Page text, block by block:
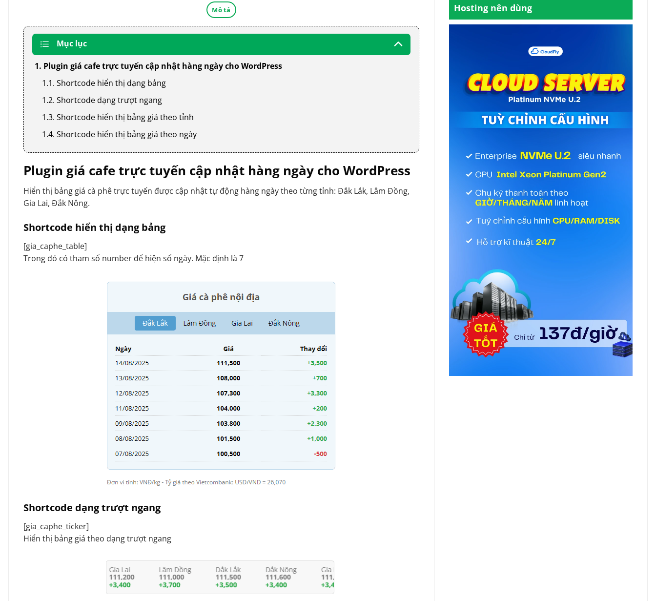
Mô tả
Mục lục
1. Plugin giá cafe trực tuyến cập nhật hàng ngày cho WordPress
1.1. Shortcode hiển thị dạng bảng
1.2. Shortcode dạng trượt ngang
1.3. Shortcode hiển thị bảng giá theo tỉnh
1.4. Shortcode hiển thị bảng giá theo ngày
Plugin giá cafe trực tuyến cập nhật hàng ngày cho WordPress
Hiển thị bảng giá cà phê trực tuyến được cập nhật tự động hàng ngày theo từng tỉnh: Đắk Lắk, Lâm Đồng,
Gia Lai, Đắk Nông.
Shortcode hiển thị dạng bảng
[gia_caphe_table]
Trong đó có tham số number để hiện số ngày. Mặc định là 7
Shortcode dạng trượt ngang
[gia_caphe_ticker]
Hiển thị bảng giá theo dạng trượt ngang
Hosting nên dùng